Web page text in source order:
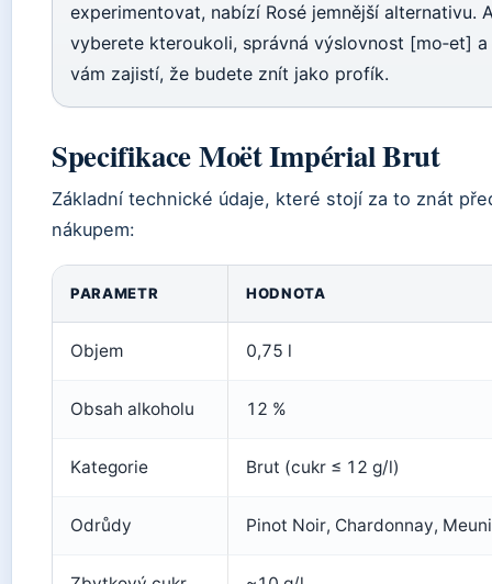
experimentovat, nabízí Rosé jemnější alternativu.
vyberete kteroukoli, správná výslovnost [mo‑et]
vám zajistí, že budete znít jako profík.
Specifikace Moët Impérial Brut
Základní technické údaje, které stojí za to znát
nákupem:
PARAMETR HODNOTA
Objem 0,75 l
Obsah alkoholu 12 %
Kategorie Brut (cukr ≤ 12 g/l)
Odrůdy Pinot Noir, Chardonnay,